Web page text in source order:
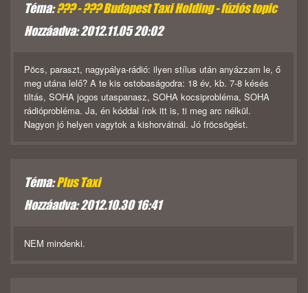
Téma:??? - ??? Budapest Taxi Holding - fúziós topic
Hozzáadva: 2012.11.05 20:02
Pöcs, paraszt, nagypálya-rádió: ilyen stílus után anyázzam le, ő
meg utána lelő? A te kis ostobaságodra: 18 év, kb. 7-8 késés
tiltás, SOHA jogos utaspanasz, SOHA kocsiprobléma, SOHA
rádióprobléma. Ja, én kóddal írok itt is, ti meg arc nélkül.
Nagyon jó helyen vagytok a kishorvátnál. Jó fröcsögést.
Téma:Plus Taxi
Hozzáadva: 2012.10.30 16:41
NEM mindenki.